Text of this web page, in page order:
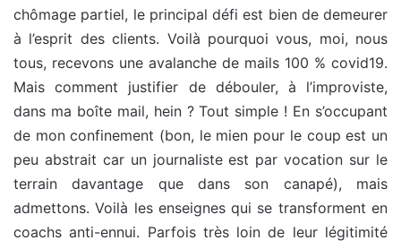
chômage partiel, le principal défi est bien de demeurer
à l’esprit des clients. Voilà pourquoi vous, moi, nous
tous, recevons une avalanche de mails 100 % covid19.
Mais comment justifier de débouler, à l’improviste,
dans ma boîte mail, hein ? Tout simple ! En s’occupant
de mon confinement (bon, le mien pour le coup est un
peu abstrait car un journaliste est par vocation sur le
terrain davantage que dans son canapé), mais
admettons. Voilà les enseignes qui se transforment en
coachs anti-ennui. Parfois très loin de leur légitimité